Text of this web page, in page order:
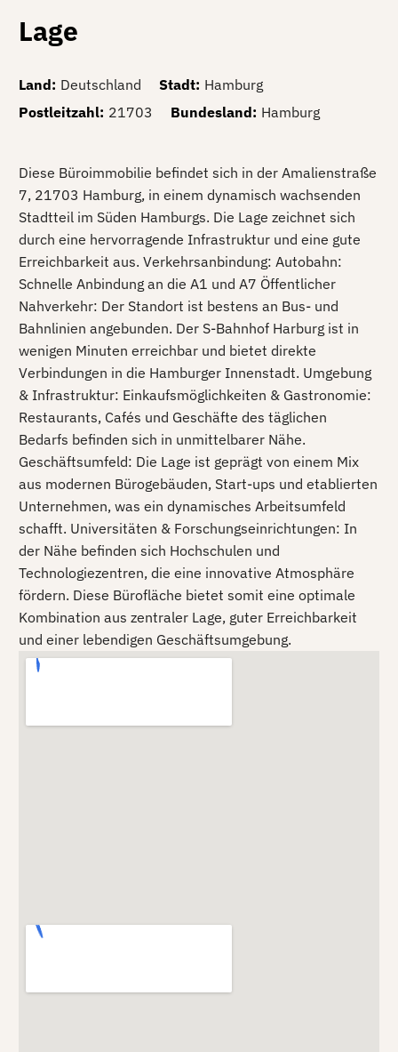
Lage
Land: Deutschland Stadt: Hamburg
Postleitzahl: 21703 Bundesland: Hamburg
Diese Büroimmobilie befindet sich in der Amalienstraße
7, 21703 Hamburg, in einem dynamisch wachsenden
Stadtteil im Süden Hamburgs. Die Lage zeichnet sich
durch eine hervorragende Infrastruktur und eine gute
Erreichbarkeit aus. Verkehrsanbindung: Autobahn:
Schnelle Anbindung an die A1 und A7 Öffentlicher
Nahverkehr: Der Standort ist bestens an Bus- und
Bahnlinien angebunden. Der S-Bahnhof Harburg ist in
wenigen Minuten erreichbar und bietet direkte
Verbindungen in die Hamburger Innenstadt. Umgebung
& Infrastruktur: Einkaufsmöglichkeiten & Gastronomie:
Restaurants, Cafés und Geschäfte des täglichen
Bedarfs befinden sich in unmittelbarer Nähe.
Geschäftsumfeld: Die Lage ist geprägt von einem Mix
aus modernen Bürogebäuden, Start-ups und etablierten
Unternehmen, was ein dynamisches Arbeitsumfeld
schafft. Universitäten & Forschungseinrichtungen: In
der Nähe befinden sich Hochschulen und
Technologiezentren, die eine innovative Atmosphäre
fördern. Diese Bürofläche bietet somit eine optimale
Kombination aus zentraler Lage, guter Erreichbarkeit
und einer lebendigen Geschäftsumgebung.